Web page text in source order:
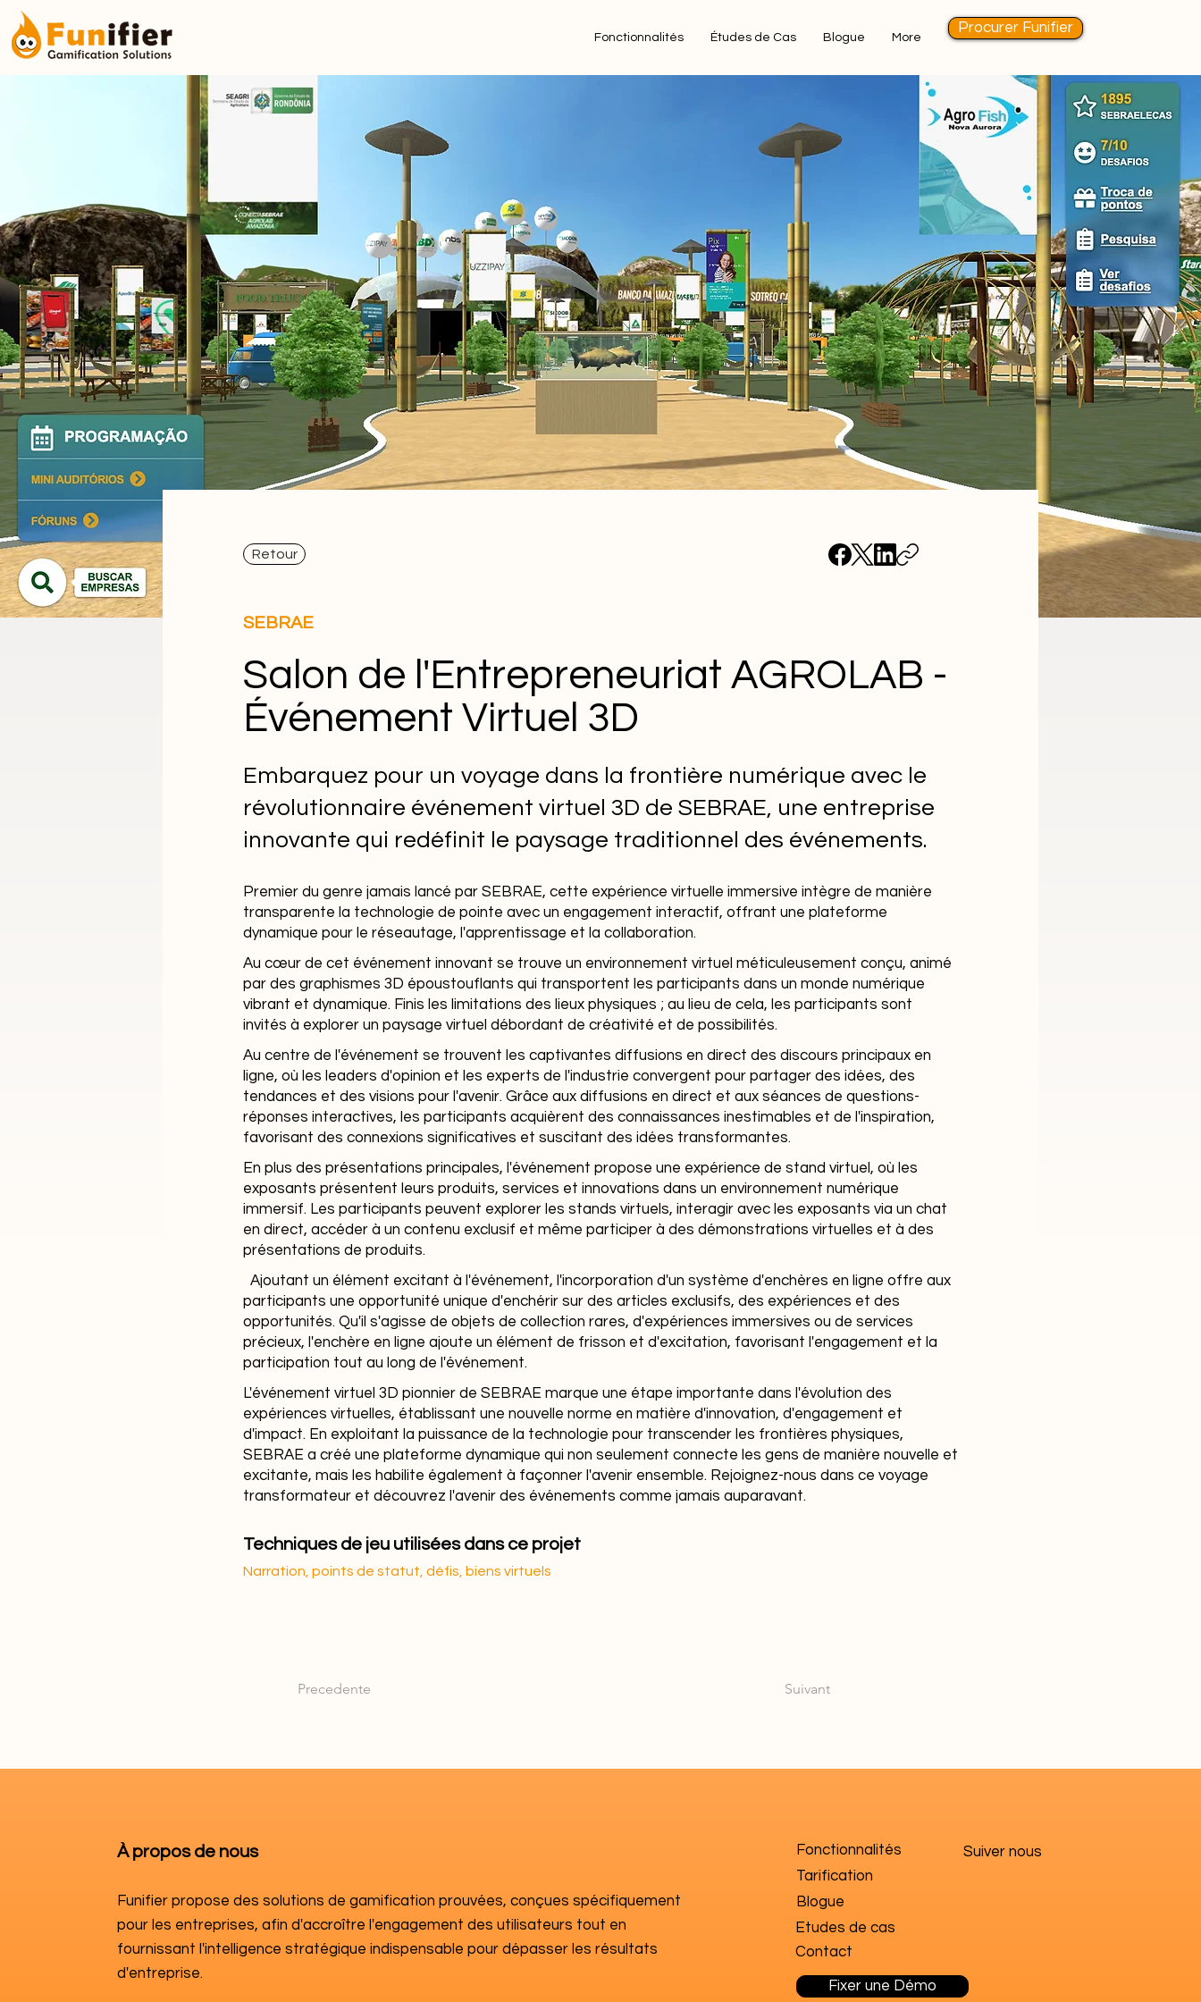
Fonctionnalités Études de Cas Blogue More
Procurer Funifier
Retour
SEBRAE
Salon de l'Entrepreneuriat AGROLAB -
Événement Virtuel 3D
Embarquez pour un voyage dans la frontière numérique avec le
révolutionnaire événement virtuel 3D de SEBRAE, une entreprise
innovante qui redéfinit le paysage traditionnel des événements.
Premier du genre jamais lancé par SEBRAE, cette expérience virtuelle immersive intègre de manière
transparente la technologie de pointe avec un engagement interactif, offrant une plateforme
dynamique pour le réseautage, l'apprentissage et la collaboration.
Au cœur de cet événement innovant se trouve un environnement virtuel méticuleusement conçu, animé
par des graphismes 3D époustouflants qui transportent les participants dans un monde numérique
vibrant et dynamique. Finis les limitations des lieux physiques ; au lieu de cela, les participants sont
invités à explorer un paysage virtuel débordant de créativité et de possibilités.
Au centre de l'événement se trouvent les captivantes diffusions en direct des discours principaux en
ligne, où les leaders d'opinion et les experts de l'industrie convergent pour partager des idées, des
tendances et des visions pour l'avenir. Grâce aux diffusions en direct et aux séances de questions-
réponses interactives, les participants acquièrent des connaissances inestimables et de l'inspiration,
favorisant des connexions significatives et suscitant des idées transformantes.
En plus des présentations principales, l'événement propose une expérience de stand virtuel, où les
exposants présentent leurs produits, services et innovations dans un environnement numérique
immersif. Les participants peuvent explorer les stands virtuels, interagir avec les exposants via un chat
en direct, accéder à un contenu exclusif et même participer à des démonstrations virtuelles et à des
présentations de produits.
Ajoutant un élément excitant à l'événement, l'incorporation d'un système d'enchères en ligne offre aux
participants une opportunité unique d'enchérir sur des articles exclusifs, des expériences et des
opportunités. Qu'il s'agisse de objets de collection rares, d'expériences immersives ou de services
précieux, l'enchère en ligne ajoute un élément de frisson et d'excitation, favorisant l'engagement et la
participation tout au long de l'événement.
L'événement virtuel 3D pionnier de SEBRAE marque une étape importante dans l'évolution des
expériences virtuelles, établissant une nouvelle norme en matière d'innovation, d'engagement et
d'impact. En exploitant la puissance de la technologie pour transcender les frontières physiques,
SEBRAE a créé une plateforme dynamique qui non seulement connecte les gens de manière nouvelle et
excitante, mais les habilite également à façonner l'avenir ensemble. Rejoignez-nous dans ce voyage
transformateur et découvrez l'avenir des événements comme jamais auparavant.
Techniques de jeu utilisées dans ce projet
Narration, points de statut, défis, biens virtuels
Precedente Suivant
À propos de nous
Funifier propose des solutions de gamification prouvées, conçues spécifiquement
pour les entreprises, afin d'accroître l'engagement des utilisateurs tout en
fournissant l'intelligence stratégique indispensable pour dépasser les résultats
d'entreprise.
Fonctionnalités
Tarification
Blogue
Etudes de cas
Contact
Fixer une Démo
Suiver nous